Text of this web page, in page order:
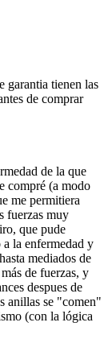
garantia tienen las
de comprar
de la que
compré (a modo
me permitiera
fuerzas muy
que pude
la enfermedad y
mediados de
de fuerzas, y
despues de
anillas se "comen"
(con la lógica